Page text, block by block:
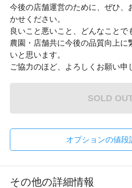
今後の店舗運営のために、ぜひ、
かせください。
良いこと悪いこと、どんなことで
農園・店舗共に今後の品質向上に
いと思います。
ご協力のほど、よろしくお願い申
SOLD
オプションの値段
その他の詳細情報